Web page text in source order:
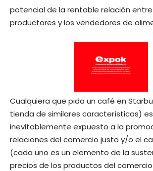
potencial de la rentable relación
productores y los vendedores de
Cualquiera que pida un café en
tienda de similares características)
inevitablemente expuesto a la
relaciones del comercio justo y/o el
(cada uno es un elemento de la
precios de los productos del